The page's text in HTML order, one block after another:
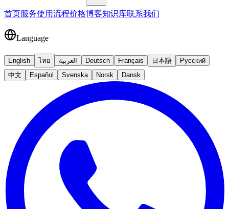
首页服务使用流程价格博客知识库联系我们
Language
English ไทย العربية Deutsch Français 日本語
Русский
中文
Español Svenska Norsk Dansk